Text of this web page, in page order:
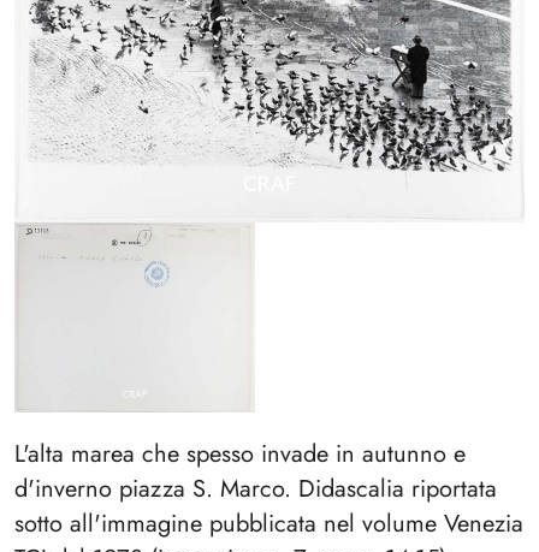
L'alta marea che spesso invade in autunno e
d'inverno piazza S. Marco. Didascalia riportata
sotto all'immagine pubblicata nel volume Venezia